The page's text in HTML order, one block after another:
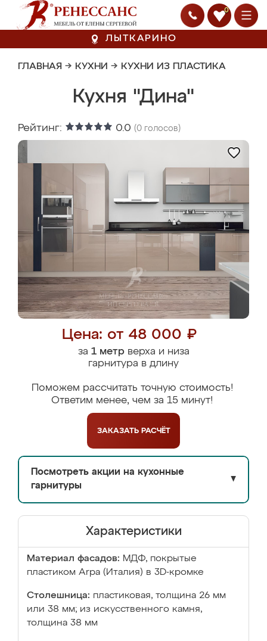
0
ЛЫТКАРИНО
ГЛАВНАЯ → КУХНИ → КУХНИ ИЗ ПЛАСТИКА
Кухня "Дина"
Рейтинг: 0.0 (0 голосов)
Цена: от 48 000 ₽
за 1 метрверха и низа
гарнитура в длину
Поможем рассчитать точную стоимость!
Ответим менее, чем за 15 минут!
ЗАКАЗАТЬ РАСЧЁТ
Посмотреть акции на кухонные
гарнитуры
▼
Характеристики
Материал фасадов: МДФ, покрытые
пластиком Arpa (Италия) в 3D-кромке
Столешница: пластиковая, толщина 26 мм
или 38 мм; из искусственного камня,
толщина 38 мм